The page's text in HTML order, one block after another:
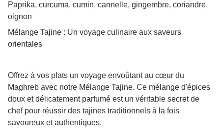
Paprika, curcuma, cumin, cannelle, gingembre, coriandre,
oignon
Mélange Tajine : Un voyage culinaire aux saveurs
orientales
Offrez à vos plats un voyage envoûtant au cœur du
Maghreb avec notre Mélange Tajine. Ce mélange d'épices
doux et délicatement parfumé est un véritable secret de
chef pour réussir des tajines traditionnels à la fois
savoureux et authentiques.